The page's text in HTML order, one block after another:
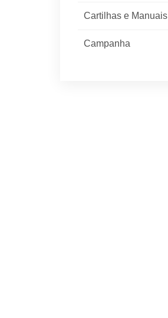
Cartilhas e Manuais
Campanha